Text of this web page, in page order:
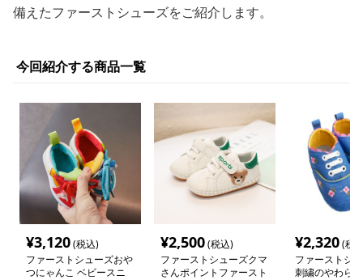
備えたファーストシューズをご紹介します。
今回紹介する商品一覧
¥3,120(税込)
ファーストシューズおや
つにゃんこ ベビースニ
¥2,500(税込)
ファーストシューズクマ
さんポイントファースト
¥2,320(税
ファーストシ
刺繍のやわら